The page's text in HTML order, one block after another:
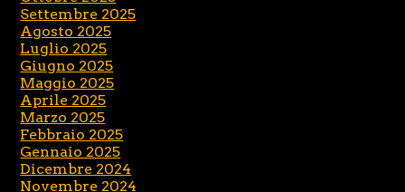
Settembre 2025
Agosto 2025
Luglio 2025
Giugno 2025
Maggio 2025
Aprile 2025
Marzo 2025
Febbraio 2025
Gennaio 2025
Dicembre 2024
Novembre 2024